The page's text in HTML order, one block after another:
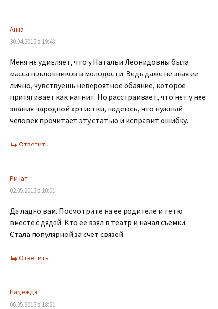
Анна
30.04.2015 в 19:43
Меня не удивляет, что у Натальи Леонидовны была
масса поклонников в молодости. Ведь даже не зная ее
лично, чувствуешь невероятное обаяние, которое
притягивает как магнит. Но расстраивает, что нет у нее
звания народной артистки, надеюсь, что нужный
человек прочитает эту статью и исправит ошибку.
Ответить
Ринат
02.05.2015 в 10:01
Да ладно вам. Посмотрите на ее родителе и тетю
вместе с дядей. Кто ее взял в театр и начал съемки.
Стала популярной за счет связей.
Ответить
Надежда
06.05.2015 в 18:21